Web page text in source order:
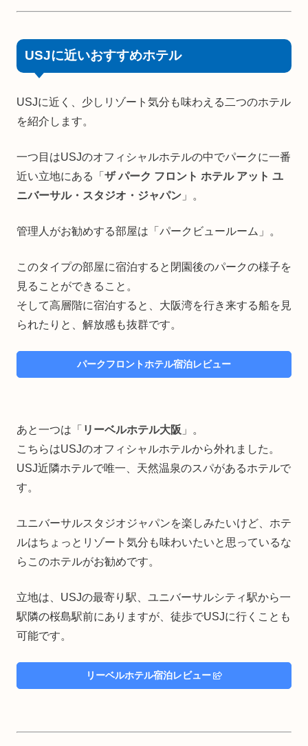
USJに近いおすすめホテル
USJに近く、少しリゾート気分も味わえる二つのホテル
を紹介します。
一つ目はUSJのオフィシャルホテルの中でパークに一番
近い立地にある「 ザ パーク フロント ホテル アット ユ
ニバーサル・スタジオ・ジャパン 」。
管理人がお勧めする部屋は「パークビュールーム」。
このタイプの部屋に宿泊すると閉園後のパークの様子を
見ることができること。
そして高層階に宿泊すると、大阪湾を行き来する船を見
られたりと、解放感も抜群です。
パークフロントホテル宿泊レビュー
あと一つは「 リーベルホテル大阪 」。
こちらはUSJのオフィシャルホテルから外れました。
USJ近隣ホテルで唯一、天然温泉のスパがあるホテルで
す。
ユニバーサルスタジオジャパンを楽しみたいけど、ホテ
ルはちょっとリゾート気分も味わいたいと思っているな
らこのホテルがお勧めです。
立地は、USJの最寄り駅、ユニバーサルシティ駅から一
駅隣の桜島駅前にありますが、徒歩でUSJに行くことも
可能です。
リーベルホテル宿泊レビュー